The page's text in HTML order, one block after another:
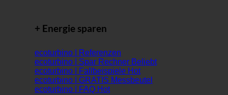
+ Energie sparen
ecoturbino | Referenzen
ecoturbino | Spar Rechner
ecoturbino | Fallbeispiele
ecoturbino | GRATIS Messbeutel
ecoturbino | FAQ